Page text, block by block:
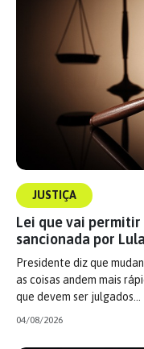
JUSTIÇA
Lei que vai
sancionada por Lula
Presidente diz que
as coisas andem mais
que devem ser julgados…
04/08/2026